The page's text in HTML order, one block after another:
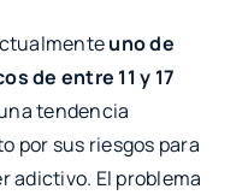
uno de
de entre 11 y 17
tendencia
por sus riesgos para
adictivo. El problema